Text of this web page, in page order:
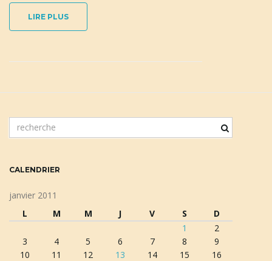
v
LIRE PLUS
o
d
CALENDRIER
janvier 2011
L
M M J V S D
1
2
3
4 5 6 7 8
9
10
11 12 13 14 15
16